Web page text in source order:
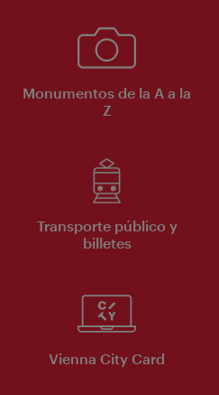
Monumentos de la A a la
Z
Transporte público y
billetes
Vienna City Card